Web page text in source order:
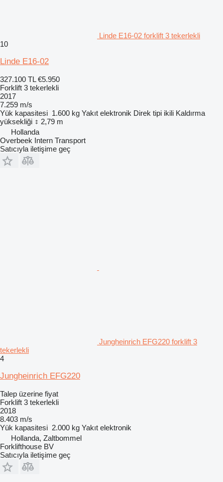
Linde E16-02 forklift 3 tekerlekli
10
Linde E16-02
327.100 TL €5.950
Forklift 3 tekerlekli
2017
7.259 m/s
Yük kapasitesi 1.600 kg Yakıt elektronik Direk tipi ikili Kaldırma
yüksekliği
2,79 m
Hollanda
Overbeek Intern Transport
Satıcıyla iletişime geç
Jungheinrich EFG220 forklift 3
tekerlekli
4
Jungheinrich EFG220
Talep üzerine fiyat
Forklift 3 tekerlekli
2018
8.403 m/s
Yük kapasitesi 2.000 kg Yakıt elektronik
Hollanda, Zaltbommel
Forklifthouse BV
Satıcıyla iletişime geç